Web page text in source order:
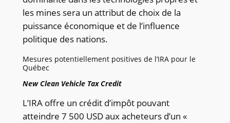
les mines sera un attribut de choix de la
puissance économique et de l’influence
politique des nations.
Mesures potentiellement positives de l’IRA pour le
Québec
New Clean Vehicle Tax Credit
L’IRA offre un crédit d’impôt pouvant
atteindre 7 500 USD aux acheteurs d’un «